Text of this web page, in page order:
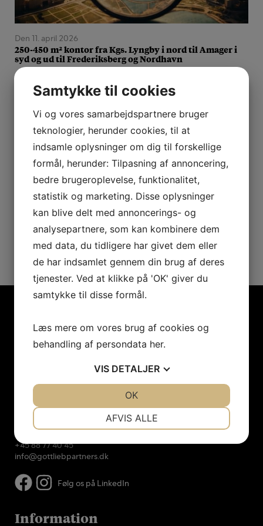
Den 11. april 2026
250-450 m² kontor fra Kgs. Lyngby i nord til Amager i
syd og ud til Frederiksberg og Nordhavn
virksomhed... Læs mere
Den 15. marts 2026
1.000 – 1.400 kvm Rådgivningsvirksomhed
Kontorlejemål i Århusgade/Nordhavn, Frederiksstaden og
Bremerholmkvarteret.... Læs mere
Kontaktinformation
Store Strandstræde 19
1255 København K
CVR: 39 15 74 62
+45 88 77 40 45
info@gottliebpartners.dk
Følg os på LinkedIn
Information
Samtykke til cookies
Vi og vores samarbejdspartnere bruger
teknologier, herunder cookies, til at
indsamle oplysninger om dig til forskellige
formål, herunder: Tilpasning af annoncering,
bedre brugeroplevelse, funktionalitet,
statistik og marketing. Disse oplysninger
kan blive delt med annoncerings- og
analysepartnere, som kan kombinere dem
med data, du tidligere har givet dem eller
de har indsamlet gennem din brug af deres
tjenester. Ved at klikke på 'OK' giver du
samtykke til disse formål.
Læs mere om vores brug af cookies og
behandling af persondata her.
VIS DETALJER
MARKETING
AFVIS ALLE
OK